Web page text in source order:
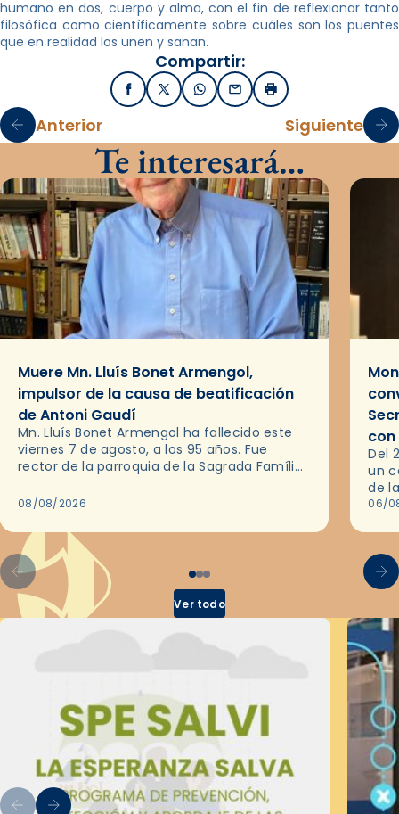
humano en dos, cuerpo y alma, con el fin de reflexionar tanto
filosófica como científicamente sobre cuáles son los puentes
que en realidad los unen y sanan.
Compartir:
FacebookX / TwitterWhatsApp
EmailImprimir
Anterior Siguiente
Te interesará…
Muere Mn. Lluís Bonet Armengol,
impulsor de la causa de beatificación
de Antoni Gaudí
Mn. Lluís Bonet Armengol ha fallecido este
viernes 7 de agosto, a los 95 años. Fue
rector de la parroquia de la Sagrada Família
08/08/2026
Del
un
de
en
06/
Ver todo